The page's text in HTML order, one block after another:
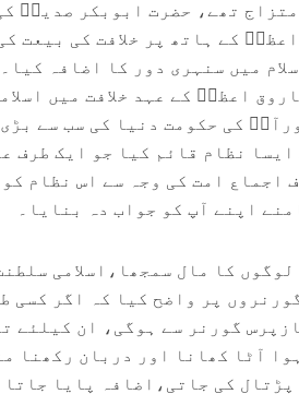
کے ہاتھ پر خلافت کی بیعت
میں سنہری دور کا اضافہ
اعظمؓ کے عہد خلافت میں
کی حکومت دنیا کی سب سے
ایسا نظام قائم کیا جو ایک طرف
اجماع امت کی وجہ سے اس نظام
اپنے آپ کو جواب دہ بنایا۔
لوگوں کا مال سمجھا،اسلامی
پر واضح کیا کہ اگر کسی
گورنر سے ہوگی، ان کیلئے
آٹا کھانا اور دربان رکھنا
پڑتال کی جاتی،اضافہ پایا